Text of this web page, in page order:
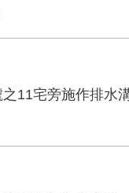
11宅旁施作排水